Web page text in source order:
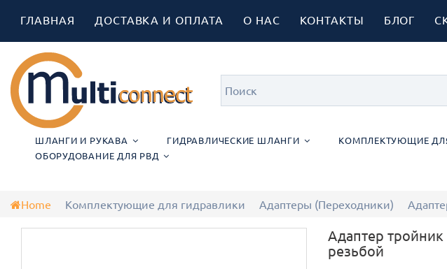
ГЛАВНАЯ ДОСТАВКА И ОПЛАТА О НАС КОНТАКТЫ БЛОГ
ШЛАНГИ И РУКАВА ГИДРАВЛИЧЕСКИЕ ШЛАНГИ КОМПЛЕКТУЮЩИЕ
ОБОРУДОВАНИЕ ДЛЯ РВД
Home Комплектующие для гидравлики Адаптеры (Переходники)
Адаптер тройник
резьбой